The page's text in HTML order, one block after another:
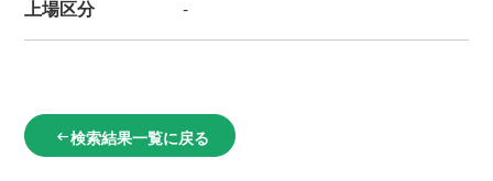
上場区分 -
arrow_left_alt検索結果一覧に戻る